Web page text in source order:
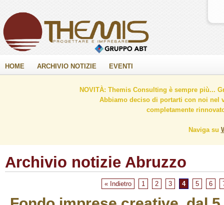
HOME ARCHIVIO NOTIZIE EVENTI
NOVITÀ: Themis Consulting è sempre più...
Abbiamo deciso di portarti con noi nel
completamente
Naviga su
Archivio notizie Abruzzo
« Indietro 1 2 3 4 5 6